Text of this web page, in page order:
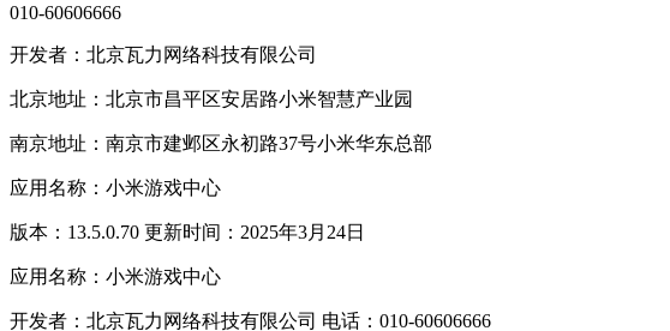
010-60606666
开发者：北京瓦力网络科技有限公司
北京地址：北京市昌平区安居路小米智慧产业园
南京地址：南京市建邺区永初路37号小米华东总部
应用名称：小米游戏中心
版本：13.5.0.70 更新时间：2025年3月24日
应用名称：小米游戏中心
开发者：北京瓦力网络科技有限公司 电话：010-60606666